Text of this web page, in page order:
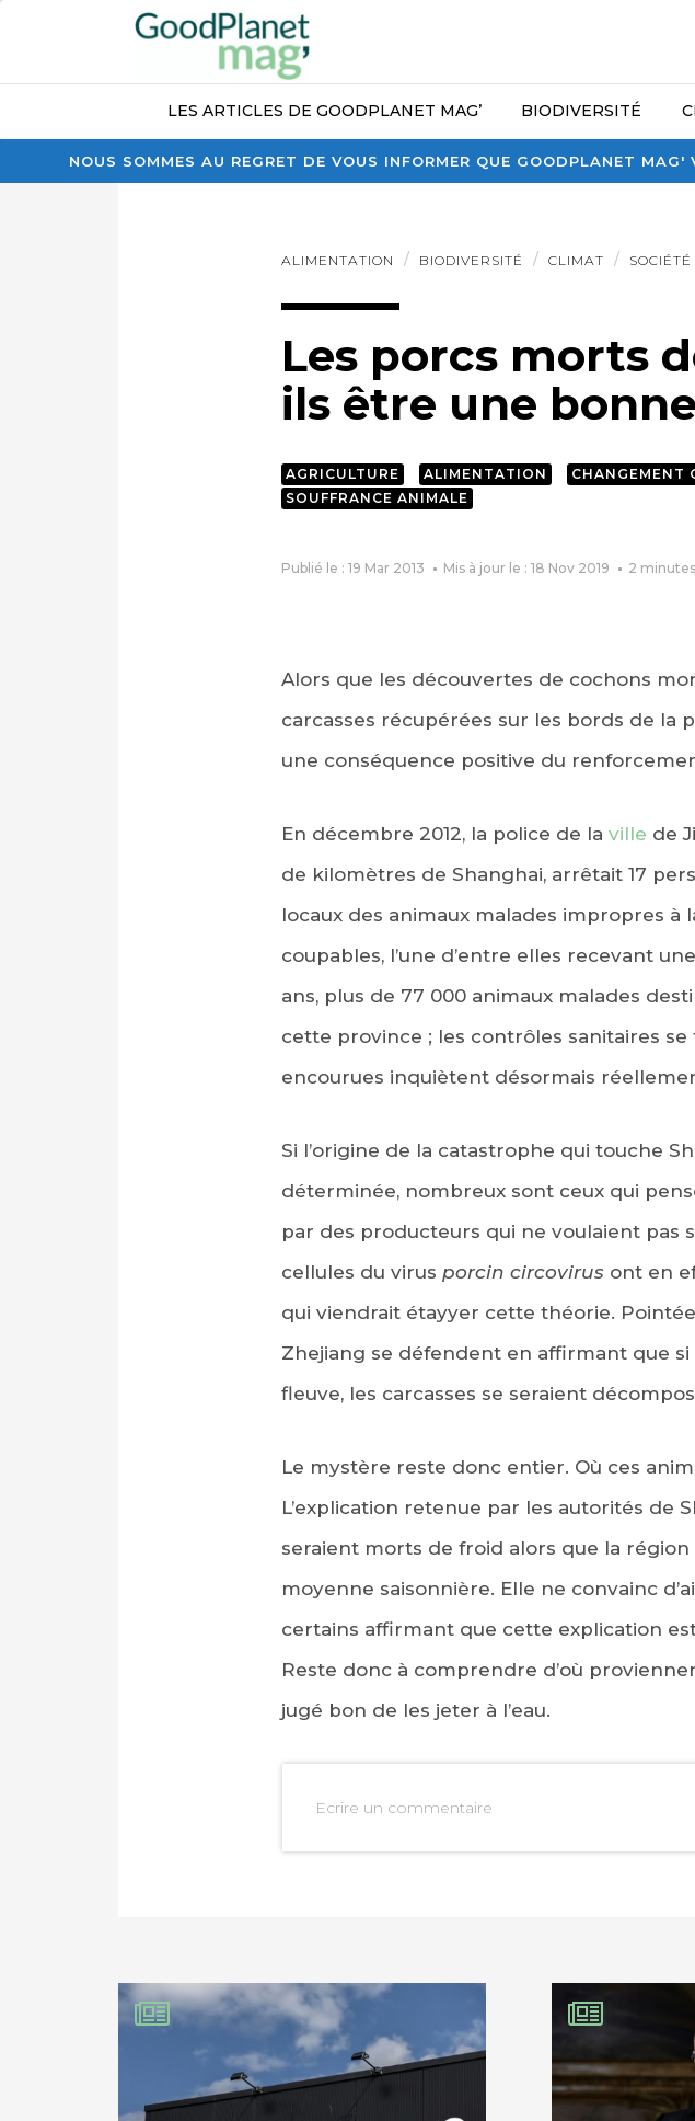
NOUS SOMMES AU REGRET DE VOUS INFORMER QUE GOODPLANET
LES ARTICLES DE GOODPLANET MAG’ BIODIVERSITÉ
IMPRIMER
ALIMENTATION BIODIVERSITÉ CLIMAT SOCIÉTÉ
Les porcs morts
ils être une
AGRICULTURE ALIMENTATION CHANGEMENT
SOUFFRANCE ANIMALE
Publié le : 19 Mar 2013 Mis à jour le : 18 Nov 2019 2 minutes
Alors que les découvertes de cochons
carcasses récupérées sur les bords de la
une conséquence positive du
En décembre 2012, la police de la ville de
de kilomètres de Shanghai, arrêtait 17
locaux des animaux malades impropres
coupables, l’une d’entre elles recevant
ans, plus de 77 000 animaux malades
cette province ; les contrôles sanitaires
encourues inquiètent désormais
Si l’origine de la catastrophe qui touche
déterminée, nombreux sont ceux qui
par des producteurs qui ne voulaient pas
cellules du virus porcin circovirus ont en
qui viendrait étayyer cette théorie.
Zhejiang se défendent en affirmant que si
fleuve, les carcasses se seraient
Le mystère reste donc entier. Où ces
L’explication retenue par les autorités de
seraient morts de froid alors que la
moyenne saisonnière. Elle ne convainc
certains affirmant que cette explication
Reste donc à comprendre d’où
jugé bon de les jeter à l’eau.
Ecrire un commentaire